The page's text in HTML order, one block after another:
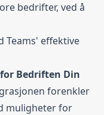
bedrifter, ved å
Teams' effektive
Bedriften Din
forenkler
muligheter for